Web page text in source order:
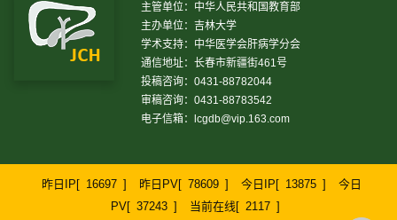
主管单位：中华人民共和国教育部
主办单位：吉林大学
学术支持：中华医学会肝病学分会
通信地址：长春市新疆街461号
投稿咨询：0431-88782044
审稿咨询：0431-88783542
电子信箱：
lcgdb@vip.163.com
昨日IP[ 16697 ] 昨日PV[ 78609 ] 今日IP[ 13875 ]
今日
PV[ 37243 ] 当前在线[ 2117 ]